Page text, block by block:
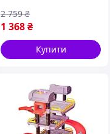
1 368₴
2 759 ₴
Купити